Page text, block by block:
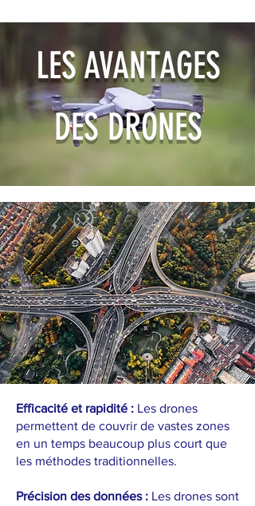
LES AVANTAGES
DES DRONES
Efficacité et rapidité : Les drones
permettent de couvrir de vastes zones
en un temps beaucoup plus court que
les méthodes traditionnelles.
Précision des données : Les drones sont